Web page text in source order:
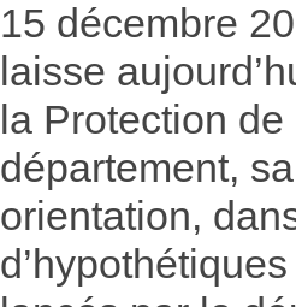
15 décembre
laisse
la Protection de
département,
orientation,